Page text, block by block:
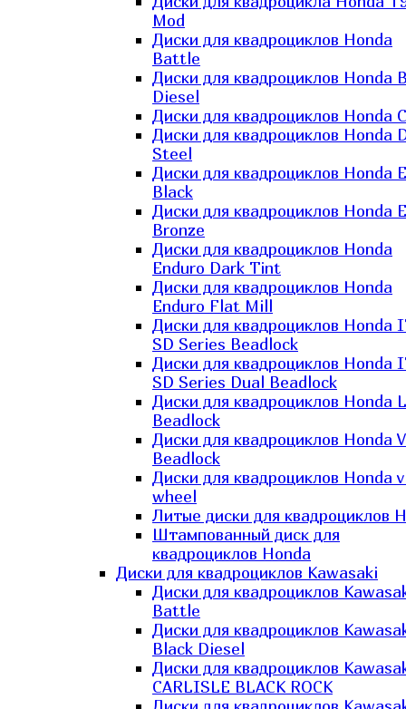
Mod
Диски для квадроциклов Honda
Battle
Диски для квадроциклов Honda
Diesel
Диски для квадроциклов Honda
Диски для квадроциклов Honda
Steel
Диски для квадроциклов Honda
Black
Диски для квадроциклов Honda
Bronze
Диски для квадроциклов Honda
Enduro Dark Tint
Диски для квадроциклов Honda
Enduro Flat Mill
Диски для квадроциклов Honda
SD Series Beadlock
Диски для квадроциклов Honda
SD Series Dual Beadlock
Диски для квадроциклов Honda
Beadlock
Диски для квадроциклов Honda
Beadlock
Диски для квадроциклов Honda
wheel
Литые диски для квадроциклов
Штампованный диск для
квадроциклов Honda
Диски для квадроциклов Kawasaki
Диски для квадроциклов
Battle
Диски для квадроциклов
Black Diesel
Диски для квадроциклов
CARLISLE BLACK ROCK